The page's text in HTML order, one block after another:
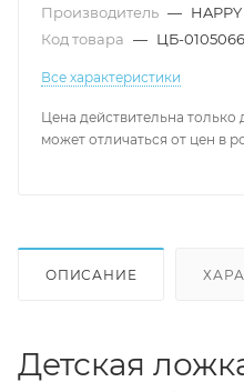
Производитель —
Код товара — ЦБ-0105066
Все характеристики
Цена действительна только
может отличаться от цен в
ОПИСАНИЕ
Детская